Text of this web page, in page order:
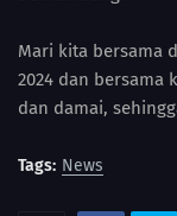
Mari kita bersama
2024 dan bersama
dan damai,
Tags: News